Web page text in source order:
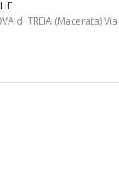
di TREIA (Macerata) Via